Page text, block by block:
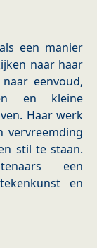
een manier
naar haar
eenvoud,
en kleine
Haar werk
vervreemding
stil te staan.
een
en